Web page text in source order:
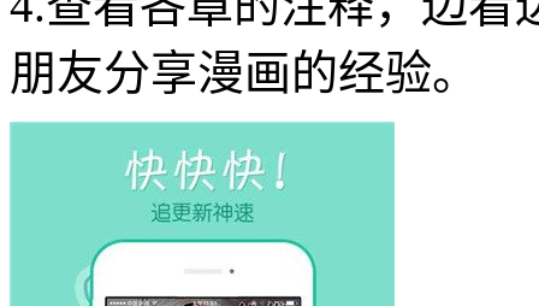
朋友分享漫画的经验。